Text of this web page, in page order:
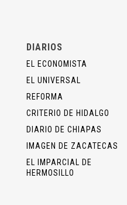
DIARIOS
EL ECONOMISTA
EL UNIVERSAL
REFORMA
CRITERIO DE HIDALGO
DIARIO DE CHIAPAS
IMAGEN DE ZACATECAS
EL IMPARCIAL DE
HERMOSILLO